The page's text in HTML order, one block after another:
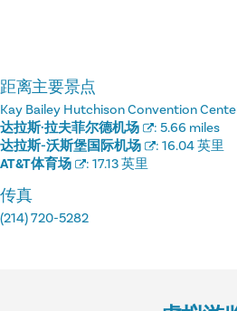
距离主要景点
Kay Bailey Hutchison Convention
达拉斯·拉夫菲尔德机场
: 5.66 miles
达拉斯-沃斯堡国际机场
: 16.04 英里
AT&T体育场
: 17.13 英里
传真
(214) 720-5282